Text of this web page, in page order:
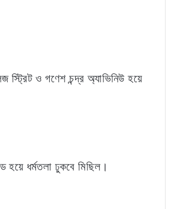
স্ট্রিট ও গণেশ চন্দ্র অ্যাভিনিউ হয়ে
ধর্মতলা ঢুকবে মিছিল।